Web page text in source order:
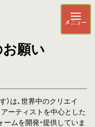
メニュー
願い
）は、世界中のクリエイ
ーティストを中心とした
ムを開発・提供していま